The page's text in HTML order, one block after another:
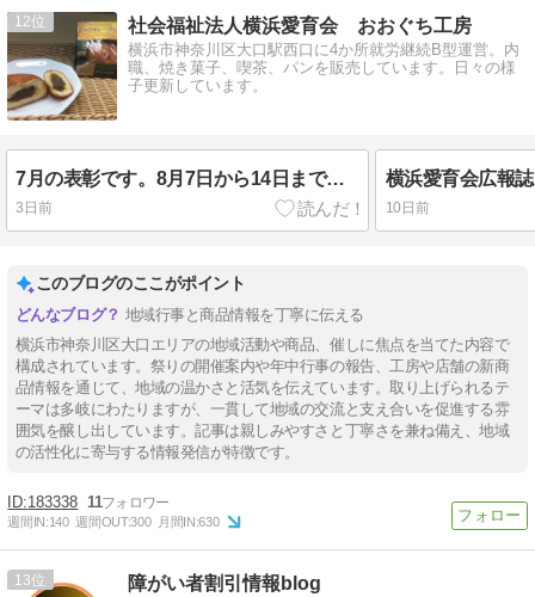
12 社会福祉法人横浜愛育会 おおぐち工房
横浜市神奈川区大口駅西口に4か所就労継続B型運営。内
職、焼き菓子、喫茶、パンを販売しています。日々の様
子更新しています。
7月の表彰です。8月7日から14日まで夏季休暇となります。
3日前
横浜愛育会広報
10日前
このブログのここがポイント
地域行事と商品情報を丁寧に伝える
横浜市神奈川区大口エリアの地域活動や商品、催しに焦点を当てた内容で
構成されています。祭りの開催案内や年中行事の報告、工房や店舗の新商
品情報を通じて、地域の温かさと活気を伝えています。取り上げられるテ
ーマは多岐にわたりますが、一貫して地域の交流と支え合いを促進する雰
囲気を醸し出しています。記事は親しみやすさと丁寧さを兼ね備え、地域
の活性化に寄与する情報発信が特徴です。
183338 11
週間IN:140 週間OUT:300 月間IN:630
13 障がい者割引情報blog